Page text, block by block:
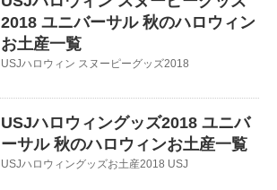
2018 ユニバーサル 秋のハロウィン
お土産一覧
USJハロウィン スヌーピーグッズ2018
USJハロウィングッズ2018 ユニバ
ーサル 秋のハロウィンお土産一覧
USJハロウィングッズお土産2018 USJ